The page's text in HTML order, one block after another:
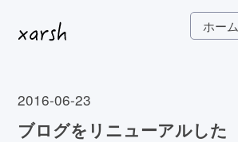
ホーム
2016-06-23
ブログをリニューアルした